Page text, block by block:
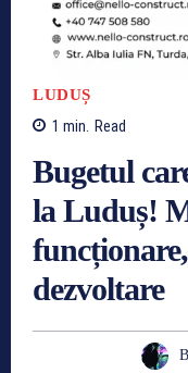
LUDUȘ
1 min. Read
Bugetul
la Luduș!
dezvoltare